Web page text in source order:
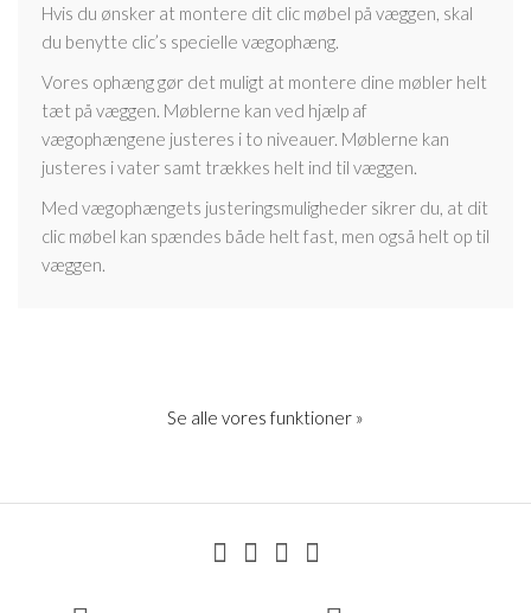
Hvis du ønsker at montere dit clic møbel på væggen, skal
du benytte clic’s specielle vægophæng.
Vores ophæng gør det muligt at montere dine møbler helt
tæt på væggen. Møblerne kan ved hjælp af
vægophængene justeres i to niveauer. Møblerne kan
justeres i vater samt trækkes helt ind til væggen.
Med vægophængets justeringsmuligheder sikrer du, at dit
clic møbel kan spændes både helt fast, men også helt op til
væggen.
Se alle vores funktioner »